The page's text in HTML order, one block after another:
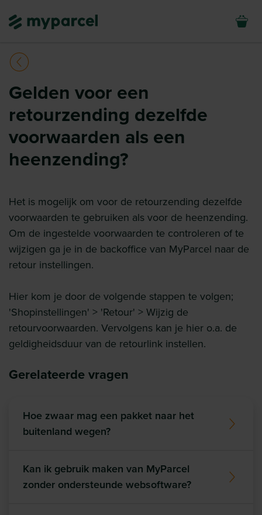
Gelden voor een
retourzending dezelfde
voorwaarden als een
heenzending?
Het is mogelijk om voor de retourzending dezelfde
voorwaarden te gebruiken als voor de heenzending.
Om de ingestelde voorwaarden te controleren of te
wijzigen ga je in de backoffice van MyParcel naar de
retour instellingen.
Hier kom je door de volgende stappen te volgen;
'Shopinstellingen' > 'Retour' > Wijzig de
retourvoorwaarden. Vervolgens kan je hier o.a. de
geldigheidsduur van de retourlink instellen.
Gerelateerde vragen
Hoe zwaar mag een pakket naar het
buitenland wegen?
Kan ik gebruik maken van MyParcel
zonder ondersteunde websoftware?